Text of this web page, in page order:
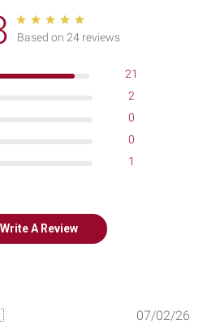
Based on 24 reviews
21
2
0
0
1
Write A Review
07/02/26